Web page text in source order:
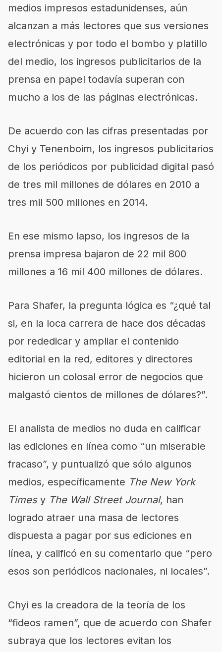
medios impresos estadunidenses, aún
alcanzan a más lectores que sus versiones
electrónicas y por todo el bombo y platillo
del medio, los ingresos publicitarios de la
prensa en papel todavía superan con
mucho a los de las páginas electrónicas.
De acuerdo con las cifras presentadas por
Chyi y Tenenboim, los ingresos publicitarios
de los periódicos por publicidad digital pasó
de tres mil millones de dólares en 2010 a
tres mil 500 millones en 2014.
En ese mismo lapso, los ingresos de la
prensa impresa bajaron de 22 mil 800
millones a 16 mil 400 millones de dólares.
Para Shafer, la pregunta lógica es “¿qué tal
si, en la loca carrera de hace dos décadas
por rededicar y ampliar el contenido
editorial en la red, editores y directores
hicieron un colosal error de negocios que
malgastó cientos de millones de dólares?”.
El analista de medios no duda en calificar
las ediciones en línea como “un miserable
fracaso”, y puntualizó que sólo algunos
medios, específicamente The New York
Timesy The Wall Street Journal, han
logrado atraer una masa de lectores
dispuesta a pagar por sus ediciones en
línea, y calificó en su comentario que “pero
esos son periódicos nacionales, ni locales”.
Chyi es la creadora de la teoría de los
“fideos ramen”, que de acuerdo con Shafer
subraya que los lectores evitan los